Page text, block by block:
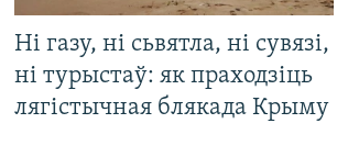
Ні газу, ні сьвятла, ні сувязі,
ні турыстаў: як праходзіць
лягістычная блякада Крыму